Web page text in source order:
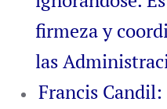
firmeza y
las
Francis